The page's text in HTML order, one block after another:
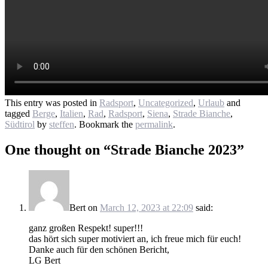
This entry was posted in Radsport, Uncategorized, Urlaub and
tagged Berge, Italien, Rad, Radsport, Siena, Strade Bianche,
Südtirol by steffen. Bookmark the permalink.
One thought on “Strade Bianche 2023”
Bert on March 12, 2023 at 22:09 said:
ganz großen Respekt! super!!!
das hört sich super motiviert an, ich freue mich für euch!
Danke auch für den schönen Bericht,
LG Bert